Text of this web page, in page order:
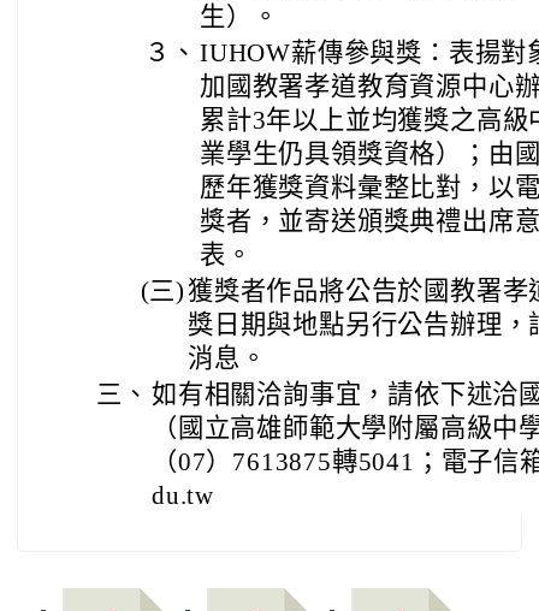
生）。
３、 IUHOW薪傳參與獎：表揚對
加國教署孝道教育資源中心
累計3年以上並均獲獎之高
業學生仍具領獎資格）；由
歷年獲獎資料彙整比對，以
獎者，並寄送頒獎典禮出席
表。
(三) 獲獎者作品將公告於國教署
獎日期與地點另行公告辦理
消息。
三、 如有相關洽詢事宜，請依下述洽
（國立高雄師範大學附屬高級中
（07）7613875轉5041；電子信
du.tw